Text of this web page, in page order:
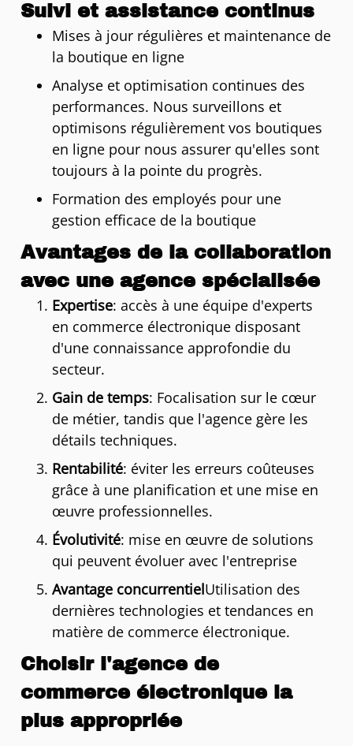
Suivi et assistance continus
Mises à jour régulières et maintenance de
la boutique en ligne
Analyse et optimisation continues des
performances. Nous surveillons et
optimisons régulièrement vos boutiques
en ligne pour nous assurer qu'elles sont
toujours à la pointe du progrès.
Formation des employés pour une
gestion efficace de la boutique
Avantages de la collaboration
avec une agence spécialisée
Expertise: accès à une équipe d'experts
en commerce électronique disposant
d'une connaissance approfondie du
secteur.
Gain de temps: Focalisation sur le cœur
de métier, tandis que l'agence gère les
détails techniques.
Rentabilité: éviter les erreurs coûteuses
grâce à une planification et une mise en
œuvre professionnelles.
Évolutivité: mise en œuvre de solutions
qui peuvent évoluer avec l'entreprise
Avantage concurrentielUtilisation des
dernières technologies et tendances en
matière de commerce électronique.
Choisir l'agence de
commerce électronique la
plus appropriée